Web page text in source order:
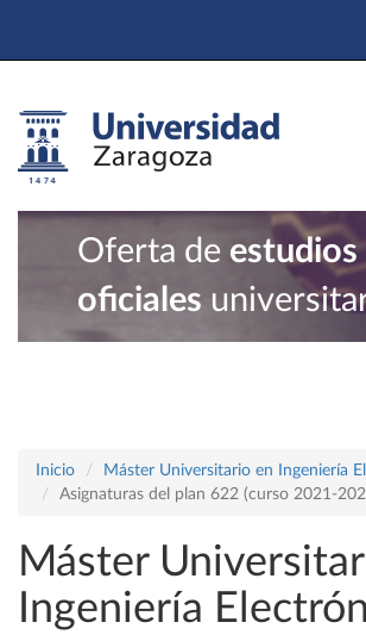
Oferta de estudios
oficiales
Inicio
Máster Universitario en Ingeniería
Asignaturas del plan 622 (curso 2021-
Máster
Ingeniería